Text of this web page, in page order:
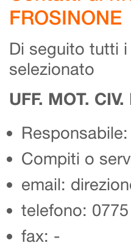
FROSINONE
Di seguito tutti
selezionato
UFF. MOT.
Compiti o
email:
telefono:
fax: -